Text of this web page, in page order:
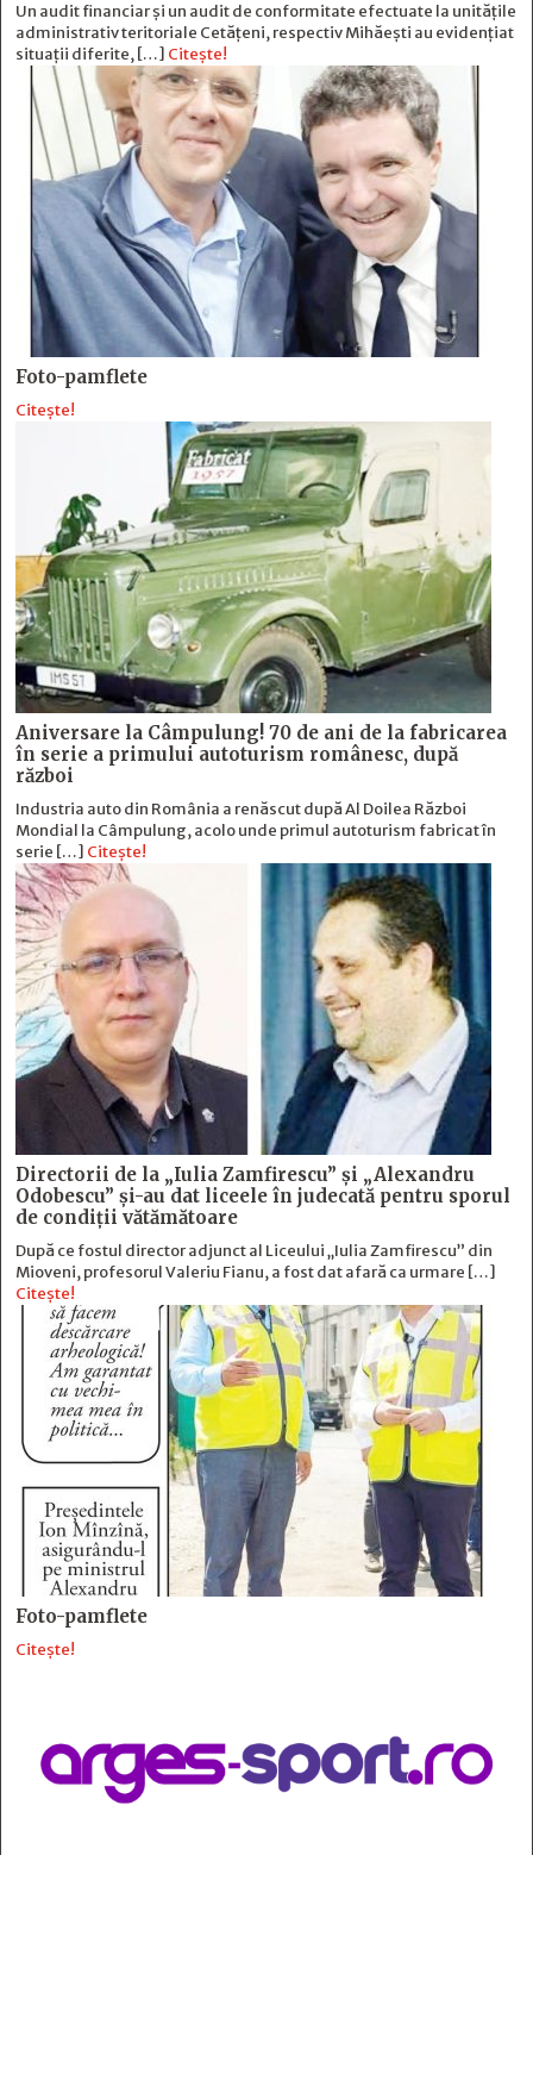
Un audit financiar și un audit de conformitate efectuate la unitățile
administrativ teritoriale Cetățeni, respectiv Mihăești au evidențiat
situații diferite, […] Citește!
Foto-pamflete
Citește!
Aniversare la Câmpulung! 70 de ani de la fabricarea
în serie a primului autoturism românesc, după
război
Industria auto din România a renăscut după Al Doilea Război
Mondial la Câmpulung, acolo unde primul autoturism fabricat în
serie […] Citește!
Directorii de la „Iulia Zamfirescu” și „Alexandru
Odobescu” și-au dat liceele în judecată pentru sporul
de condiții vătămătoare
După ce fostul director adjunct al Liceului „Iulia Zamfirescu” din
Mioveni, profesorul Valeriu Fianu, a fost dat afară ca urmare […]
Citește!
Foto-pamflete
Citește!